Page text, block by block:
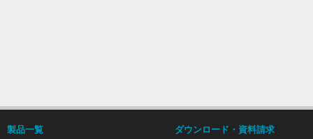
製品一覧 ダウンロード・資料請求